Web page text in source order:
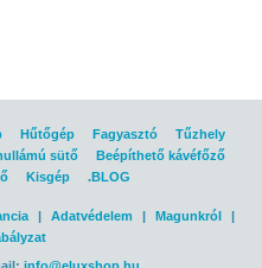
Hűtőgép Fagyasztó
Tűzhely
sütő
Beépíthető kávéfőző
Kisgép .BLOG
| Adatvédelem | Magunkról
|